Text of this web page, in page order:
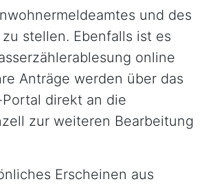
und des
stellen. Ebenfalls ist es
online
Anträge werden über das
direkt an die
zur weiteren Bearbeitung
Erscheinen aus